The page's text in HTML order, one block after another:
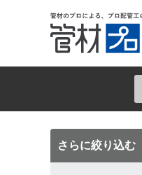
さらに絞り込む